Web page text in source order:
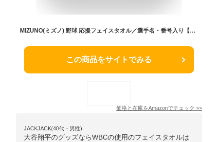
MIZUNO(ミズノ) 野球 応援フェイスタオル／選手名・番号入り【2026 WORLD BASEBALL CLASSIC TM】 大谷 翔平 16JRXJ96
この商品をサイトでみる
価格と在庫をAmazonでチェック >>
JACKJACK(40代・男性)
大谷翔平のグッズならWBCの使用のフェイスタオルは